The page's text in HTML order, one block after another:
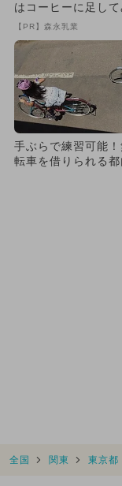
はコーヒーに足して
【PR】森永乳業
手ぶらで練習可能！
転車を借りられる都
全国 関東 東京都